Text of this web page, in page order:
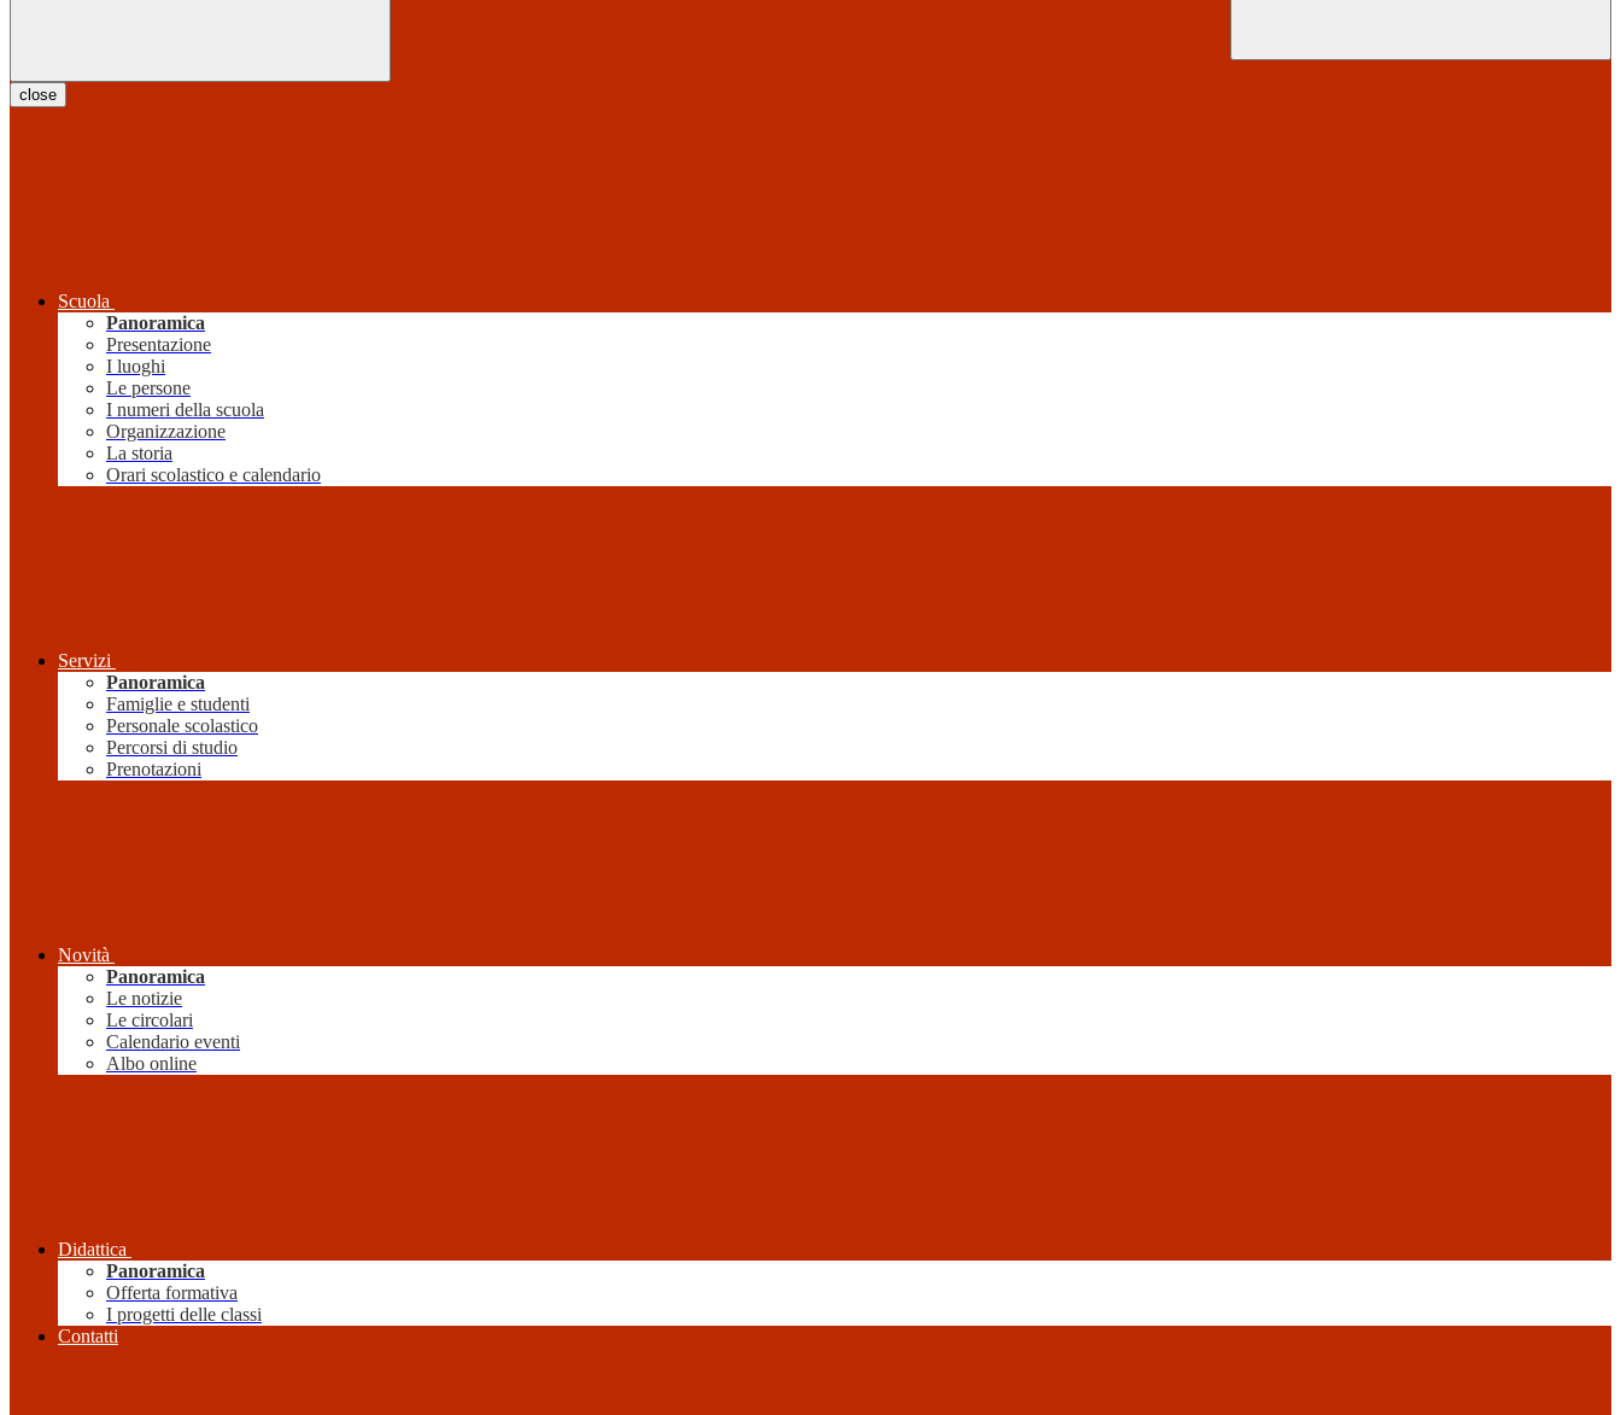
close
Scuola
Panoramica
Presentazione
I luoghi
Le persone
I numeri della scuola
Organizzazione
La storia
Orari scolastico e calendario
Servizi
Panoramica
Famiglie e studenti
Personale scolastico
Percorsi di studio
Prenotazioni
Novità
Panoramica
Le notizie
Le circolari
Calendario eventi
Albo online
Didattica
Panoramica
Offerta formativa
I progetti delle classi
Contatti